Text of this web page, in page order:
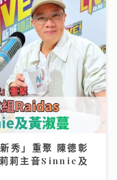
秀」重聚 陳德彰
莉主音Sinnie及